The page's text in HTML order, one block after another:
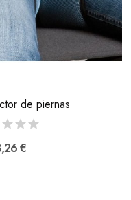
de piernas
€